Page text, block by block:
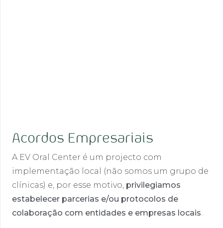
Acordos Empresariais
A EV Oral Center é um projecto com
implementação local (não somos um grupo de
clínicas) e, por esse motivo, privilegiamos
estabelecer parcerias e/ou protocolos de
colaboração com entidades e empresas locais.